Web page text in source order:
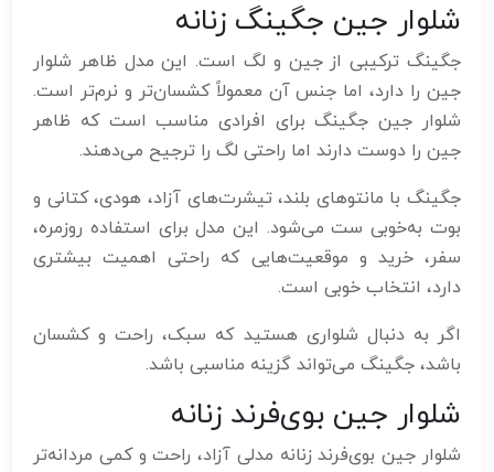
شلوار جین جگینگ زنانه
جگینگ ترکیبی از جین و لگ است. این مدل ظاهر شلوار
جین را دارد، اما جنس آن معمولاً کشسان‌تر و نرم‌تر است.
شلوار جین جگینگ برای افرادی مناسب است که ظاهر
جین را دوست دارند اما راحتی لگ را ترجیح می‌دهند.
جگینگ با مانتوهای بلند، تیشرت‌های آزاد، هودی، کتانی و
بوت به‌خوبی ست می‌شود. این مدل برای استفاده روزمره،
سفر، خرید و موقعیت‌هایی که راحتی اهمیت بیشتری
دارد، انتخاب خوبی است.
اگر به دنبال شلواری هستید که سبک، راحت و کشسان
باشد، جگینگ می‌تواند گزینه مناسبی باشد.
شلوار جین بوی‌فرند زنانه
شلوار جین بوی‌فرند زنانه مدلی آزاد، راحت و کمی مردانه‌تر